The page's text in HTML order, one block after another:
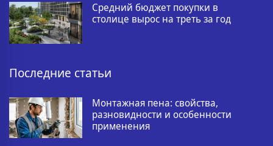
Средний бюджет покупки в
столице вырос на треть за год
Последние статьи
Монтажная пена: свойства,
разновидности и особенности
применения